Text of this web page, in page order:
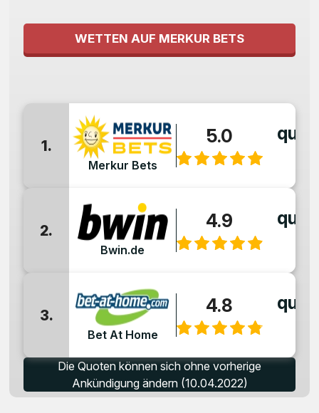
WETTEN AUF MERKUR BETS
1.
Merkur Bets
5.0
2.
Bwin.de
4.9
3.
Bet At Home
4.8
Die Quoten können sich ohne vorherige
Ankündigung ändern (10.04.2022)